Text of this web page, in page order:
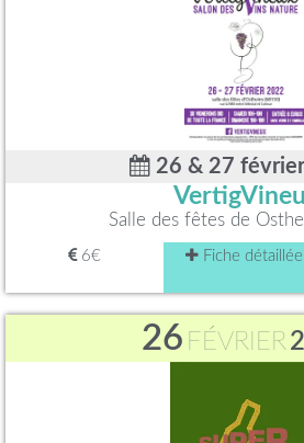
26 & 27
Salle des fêtes de
6€ Fiche détaillée
26 FÉVRIER